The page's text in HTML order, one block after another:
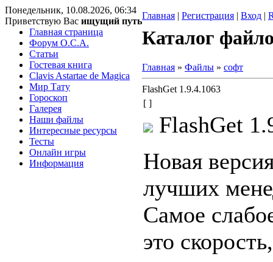
Понедельник, 10.08.2026, 06:34
Приветствую Вас ищущий путь
Главная | Регистрация | Вход |
Главная страница
Форум O.C.A.
Статьи
Гостевая книга
Clavis Astartae de Magica
Мир Тату
Гороскоп
Галерея
Наши файлы
Интересные ресурсы
Тесты
Онлайн игры
Информация
Каталог
Главная » Файлы » софт
FlashGet 1.9.4.1063
[ ]
FlashGet
Новая
лучших
Самое
это